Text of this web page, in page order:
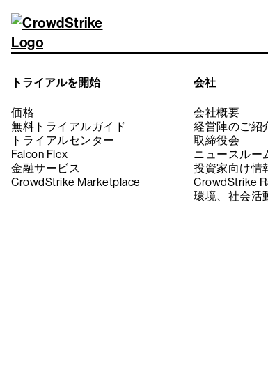
トライアルを開始
価格
無料トライアルガイド
トライアルセンター
Falcon Flex
金融サービス
CrowdStrike Marketplace
会社
会社概要
経営陣のご紹
取締役会
ニュースルー
投資家向け情
CrowdStrike
環境、社会活